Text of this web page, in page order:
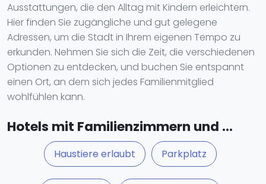
Ausstattungen, die den Alltag mit Kindern erleichtern.
Hier finden Sie zugängliche und gut gelegene
Adressen, um die Stadt in Ihrem eigenen Tempo zu
erkunden. Nehmen Sie sich die Zeit, die verschiedenen
Optionen zu entdecken, und buchen Sie entspannt
einen Ort, an dem sich jedes Familienmitglied
wohlfühlen kann.
Hotels mit Familienzimmern und ...
Haustiere erlaubt Parkplatz